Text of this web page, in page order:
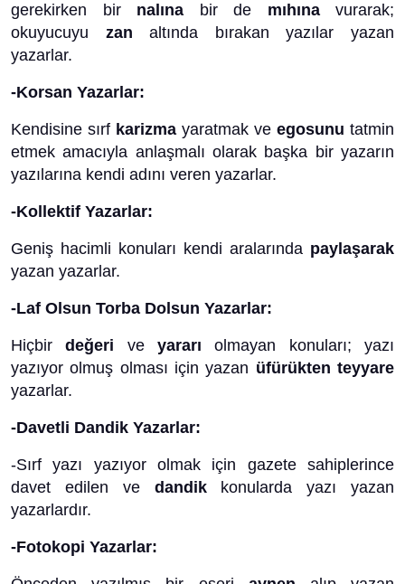
gerekirken bir nalına bir de mıhınavurarak;
okuyucuyu zan altında bırakan yazılar yazan
yazarlar.
-Korsan Yazarlar:
Kendisine sırf karizma yaratmak ve egosunu tatmin
etmek amacıyla anlaşmalı olarak başka bir yazarın
yazılarına kendi adını veren yazarlar.
-Kollektif Yazarlar:
Geniş hacimli konuları kendi aralarında paylaşarak
yazan yazarlar.
-Laf Olsun Torba Dolsun Yazarlar:
Hiçbirdeğeri veyararı olmayan konuları; yazı
yazıyor olmuş olması için yazan üfürükten teyyare
yazarlar.
-Davetli Dandik Yazarlar:
-Sırf yazı yazıyor olmak için gazete sahiplerince
davet edilen ve dandikkonularda yazı yazan
yazarlardır.
-Fotokopi Yazarlar: